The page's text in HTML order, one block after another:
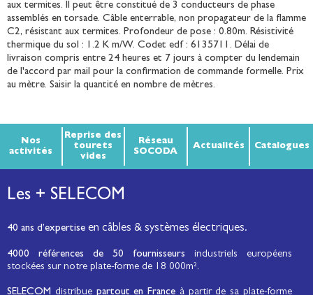
aux termites. Il peut être constitué de 3 conducteurs de phase
assemblés en torsade. Câble enterrable, non propagateur de la flamme
C2, résistant aux termites. Profondeur de pose : 0.80m. Résistivité
thermique du sol : 1.2 K m/W. Codet edf : 6135711. Délai de
livraison compris entre 24 heures et 7 jours à compter du lendemain
de l'accord par mail pour la confirmation de commande formelle. Prix
au mètre. Saisir la quantité en nombre de mètres.
Nos
activités
Reprise des
tourets
vides
Réseau
SOCODA
Actualités Catalogues
Les + SELECOM
40 ans d’expertise en câbles & systèmes électriques.
4000 références de 50 fournisseurs industriels européens
stockées sur notre plate-forme de 18 000m².
SELECOM distribue partout en France à partir de sa plate-forme